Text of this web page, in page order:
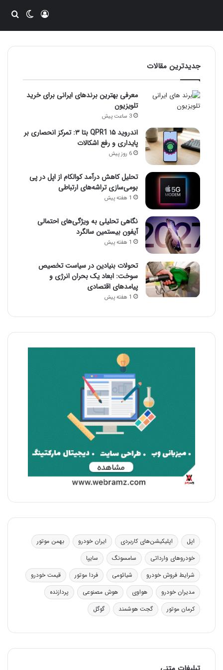
ورودتغییر
جدیدترین مقالات
معرفی بهترین برندهای ایرانی برای خرید
تلویزیون
3 ساعت پیش
اندروید ۱۵ QPR1 بتا ۳: تمرکز انحصاری بر
پایداری و رفع اشکالات
6 روز پیش
تحلیل کاهش درآمد کوالکام از اپل در پی
بومی‌سازی تراشه‌های ارتباطی
1 هفته پیش
نگاهی تحلیلی به ویژگی‌های احتمالی
آیفون بیستمین سالگرد
1 هفته پیش
تحولات بنیادین در سیاست تخصیص
سوخت: ابعاد یک بحران انرژی و
پیامدهای اقتصادی
1 هفته پیش
اپل اپلیکیشن‌های کاربردی ایران خودرو
بهمن موتور
خودروهای وارداتی
سامسونگ
سایپا
شرایط فروش خودرو
شیائومی فردا موتور
قیمت خودرو
مدیران خودرو
هواوی هوش مصنوعی
پردازنده
کرمان موتور
گجت هوشمند گوگل